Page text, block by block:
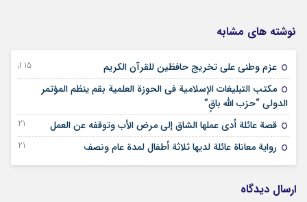
نوشته های مشابه
عزم وطني على تخريج حافظين للقرآن الكريم 15 اردیبهشت 1404
مكتب التبليغات الإسلامية في الحوزة العلمية بقم ينظم المؤتمر
الدولي “حزب الله باقٍ”
قصة عائلة أدى عملها الشاق إلى مرض الأب وتوقفه عن العمل 21 فروردین 1403
رواية معاناة عائلة لديها ثلاثة أطفال لمدة عام ونصف 21 فروردین 1403
ارسال دیدگاه